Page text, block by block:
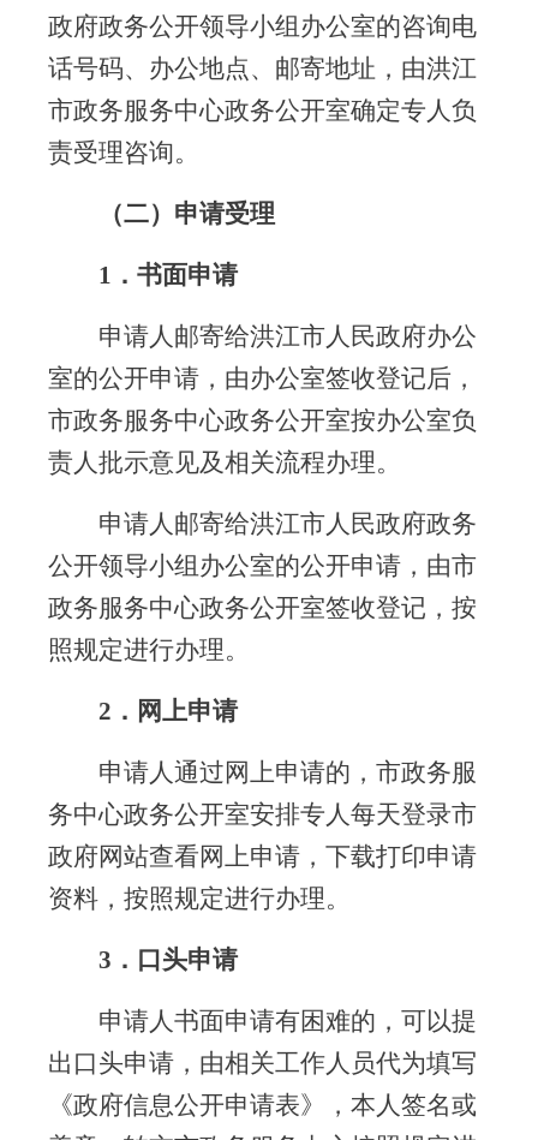
政府政务公开领导小组办公室的咨询电
话号码、办公地点、邮寄地址，由洪江
市政务服务中心政务公开室确定专人负
责受理咨询。
（二）申请受理
1 ．书面申请
申请人邮寄给洪江市人民政府办公
室的公开申请，由办公室签收登记后，
市政务服务中心政务公开室按办公室负
责人批示意见及相关流程办理。
申请人邮寄给洪江市人民政府政务
公开领导小组办公室的公开申请，由市
政务服务中心政务公开室签收登记，按
照规定进行办理。
2 ．网上申请
申请人通过网上申请的，市政务服
务中心政务公开室安排专人每天登录市
政府网站查看网上申请，下载打印申请
资料，按照规定进行办理。
3 ．口头申请
申请人书面申请有困难的，可以提
出口头申请，由相关工作人员代为填写
《政府信息公开申请表》，本人签名或